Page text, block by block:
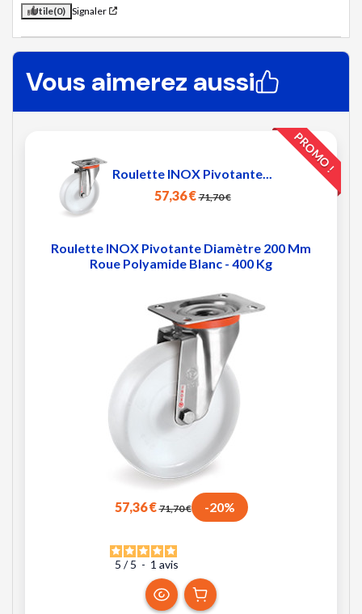
Utile(0) Signaler
Vous aimerez aussi
Roulette INOX Pivotante...
57,36 €71,70 €
Roulette INOX Pivotante Diamètre 200 Mm
Roue Polyamide Blanc - 400 Kg
57,36 €71,70 € -20%
5 / 5 - 1 avis
PROMO !